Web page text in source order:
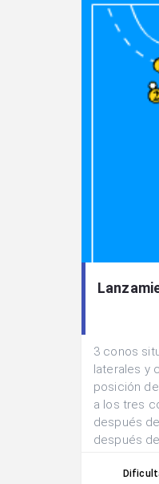
3 conos
laterales y
posición
a los tres
después
después